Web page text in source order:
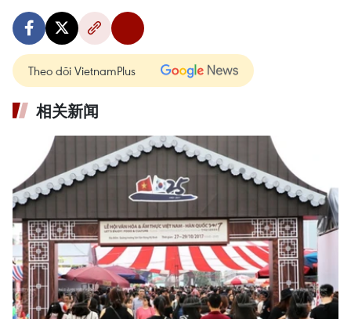
Theo dõi VietnamPlus
相关新闻